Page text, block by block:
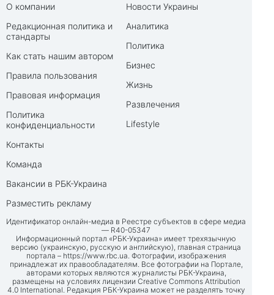
О компании
Редакционная политика и
стандарты
Как стать нашим автором
Правила пользования
Правовая информация
Политика
конфиденциальности
Контакты
Команда
Вакансии в РБК-Украина
Разместить рекламу
Новости Украины
Аналитика
Политика
Бизнес
Жизнь
Развлечения
Lifestyle
Идентификатор онлайн-медиа в Реестре субъектов в сфере медиа
— R40-05347
Информационный портал «РБК-Украина» имеет трехязычную
версию (украинскую, русскую и английскую), главная страница
портала – https://www.rbc.ua. Фотографии, изображения
принадлежат их правообладателям. Все фотографии на Портале,
авторами которых являются журналисты РБК-Украина,
размещены на условиях лицензии Creative Commons Attribution
4.0 International. Редакция РБК-Украина может не разделять точку